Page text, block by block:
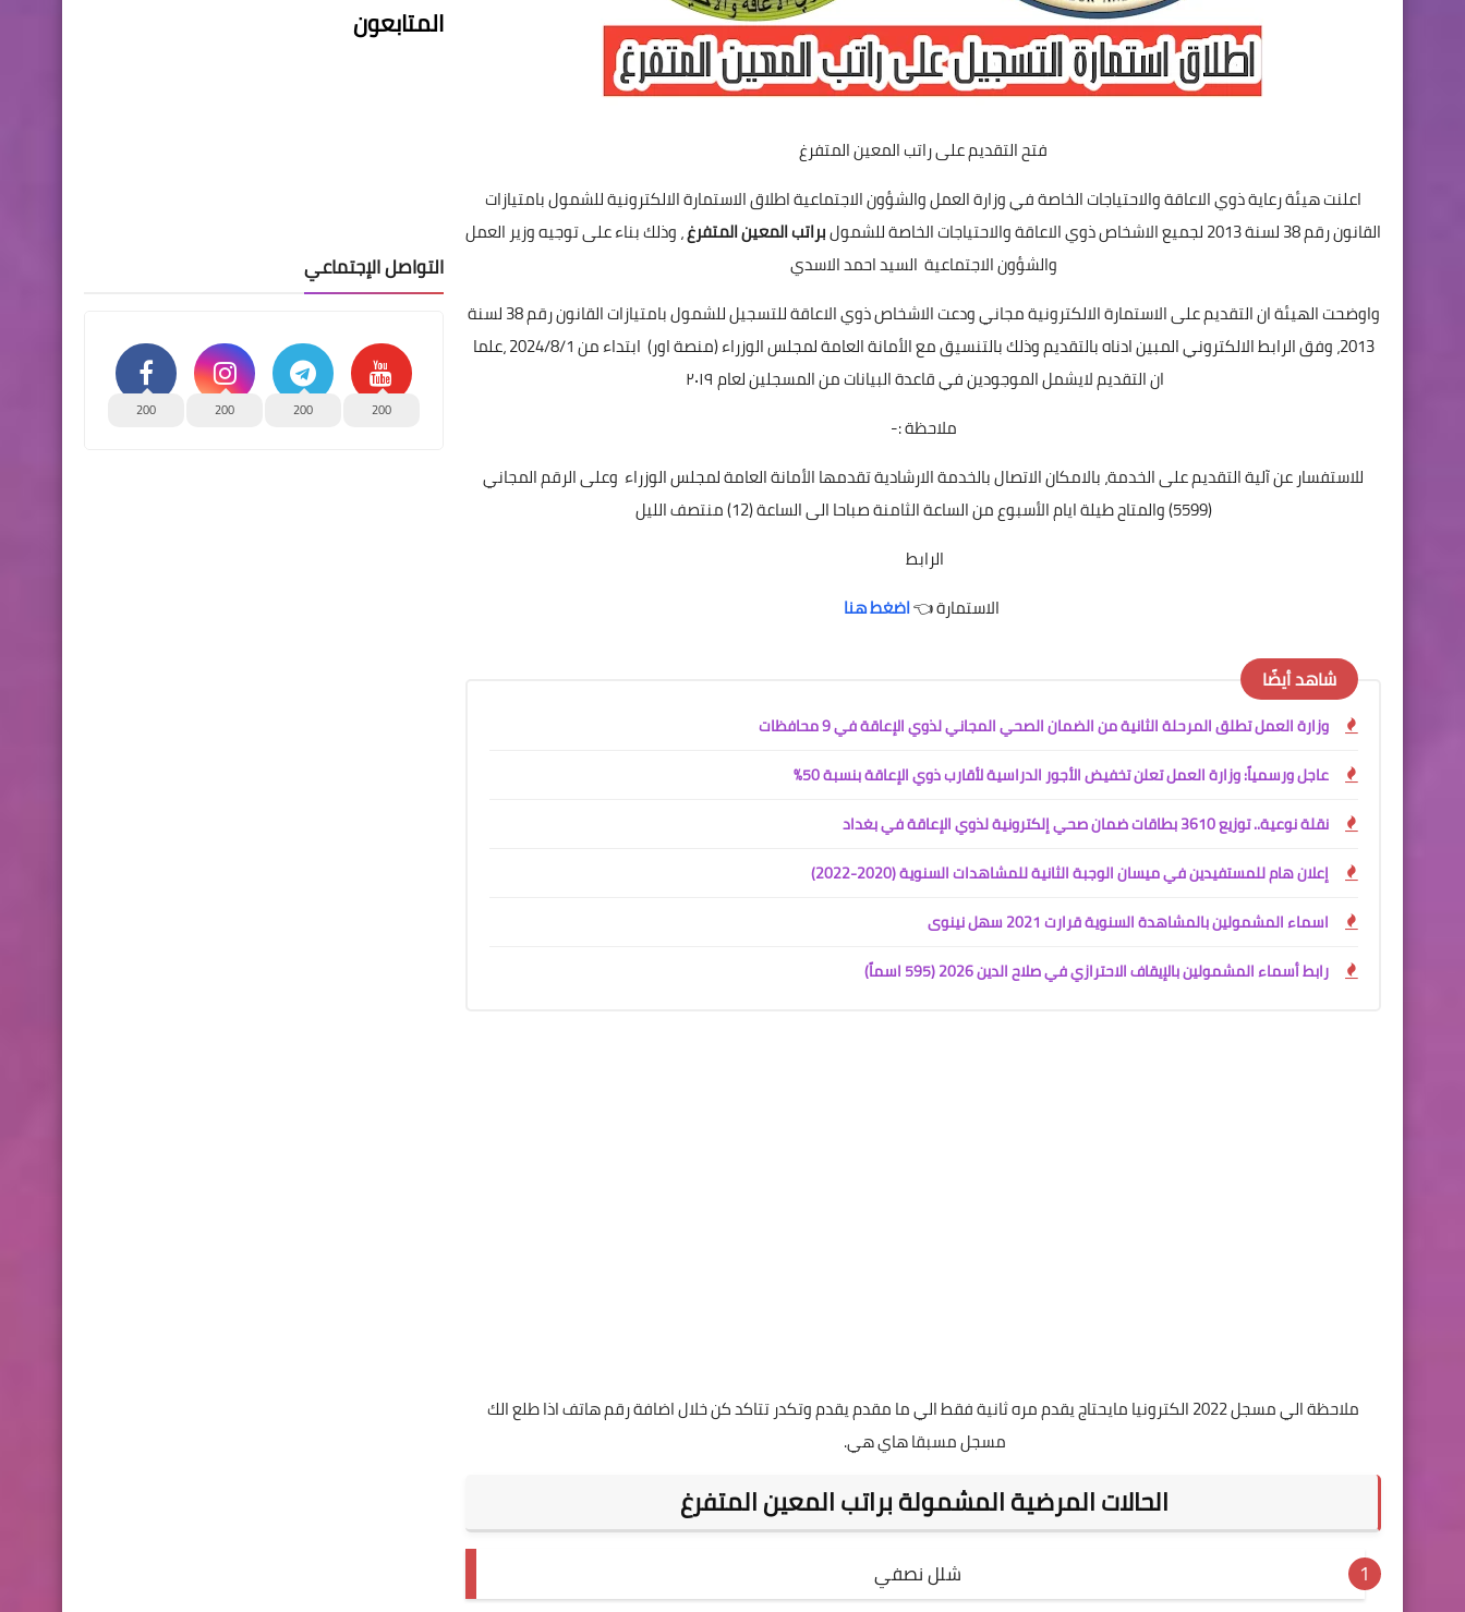
فتح التقديم على راتب المعين المتفرغ
اعلنت هيئة رعاية ذوي الاعاقة والاحتياجات الخاصة في وزارة العمل والشؤون الاجتماعية اطلاق الاستمارة ‏الالكترونية للشمول بامتيازات
القانون رقم 38 لسنة 2013 لجميع الاشخاص ذوي الاعاقة والاحتياجات ‏الخاصة للشمول
براتب المعين المتفرغ، وذلك بناء على توجيه وزير العمل
والشؤون الاجتماعية السيد احمد الاسدي
واوضحت الهيئة ان التقديم على الاستمارة الالكترونية مجاني ودعت الاشخاص ذوي الاعاقة للتسجيل للشمول ‏بامتيازات القانون رقم 38 لسنة
2013، وفق الرابط الالكتروني المبين ادناه بالتقديم وذلك بالتنسيق مع الأمانة ‏العامة لمجلس الوزراء (منصة اور) ابتداء من 2024/8/1 ،علما
ان التقديم لايشمل الموجودين ‏في قاعدة البيانات من المسجلين لعام ٢٠١٩ ‏
ملاحظة :-‏
للاستفسار عن آلية التقديم على الخدمة، بالامكان الاتصال بالخدمة الارشادية تقدمها الأمانة العامة لمجلس الوزراء ‏وعلى الرقم المجاني
(5599) والمتاح طيلة ايام الأسبوع من الساعة الثامنة صباحا الى الساعة (12) ‏منتصف الليل
الرابط
الاستمارة 👈اضغط هنا
شاهد أيضًا
وزارة العمل تطلق المرحلة الثانية من الضمان الصحي المجاني لذوي الإعاقة في 9 محافظات
عاجل ورسمياً: وزارة العمل تعلن تخفيض الأجور الدراسية لأقارب ذوي الإعاقة بنسبة 50%
نقلة نوعية.. توزيع 3610 بطاقات ضمان صحي إلكترونية لذوي الإعاقة في بغداد
إعلان هام للمستفيدين في ميسان الوجبة الثانية للمشاهدات السنوية (2020-2022)
اسماء المشمولين بالمشاهدة السنوية قرارت 2021 سهل نينوى
رابط أسماء المشمولين بالإيقاف الاحترازي في صلاح الدين 2026 (595 اسماً)
ملاحظة الي مسجل 2022 الكترونيا مايحتاج يقدم مره ثانية فقط الي ما مقدم يقدم وتكدر تتاكد كن خلال اضافة رقم هاتف اذا طلع الك
مسجل مسبقا هاي هي.
الحالات المرضية المشمولة براتب المعين المتفرغ
شلل نصفي
المتابعون
التواصل الإجتماعي
200
200
200
200